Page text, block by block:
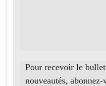
Pour recevoir le
nouveautés,